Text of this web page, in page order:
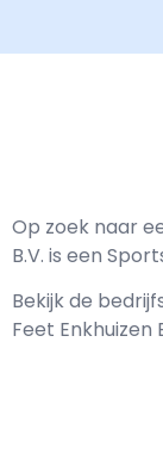
Op zoek naar
B.V. is een
Bekijk de
Feet Enkhuizen